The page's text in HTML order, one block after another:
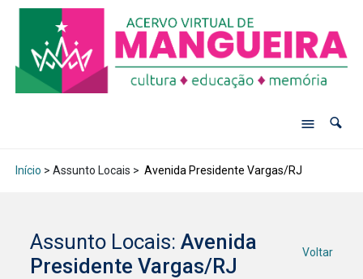
Início > Assunto Locais > Avenida Presidente Vargas/RJ
Assunto Locais:Avenida
Presidente Vargas/RJ
Voltar